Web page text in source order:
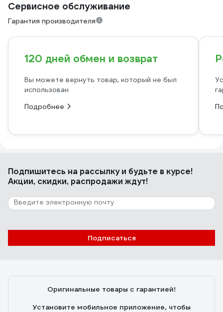
Сервисное обслуживание
Гарантия производителя
120 дней обмен и возврат
Вы можете вернуть товар, который не был
использован
Подробнее
Подпишитесь на рассылкуи будьте в курсе!
Акции, скидки, распродажи ждут!
Подписаться
Оригинальные товары с гарантией!
Установите мобильное приложение, чтобы